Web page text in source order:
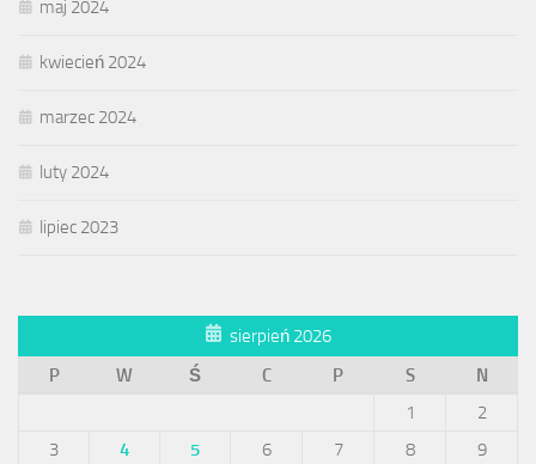
maj 2024
kwiecień 2024
marzec 2024
luty 2024
lipiec 2023
sierpień 2026
P
W Ś C P S
N
1
2
3
4 5 6 7 8
9